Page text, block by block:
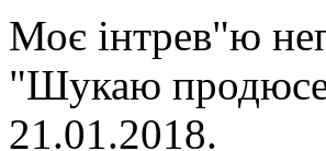
Моє інтрев"ю
"Шукаю
21.01.2018.